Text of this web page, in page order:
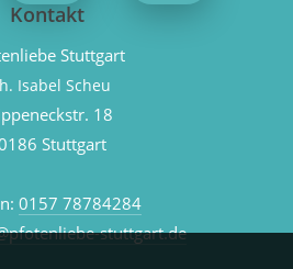
Kontakt
Stuttgart
Isabel Scheu
18
Stuttgart
0157 78784284
stuttgart.de